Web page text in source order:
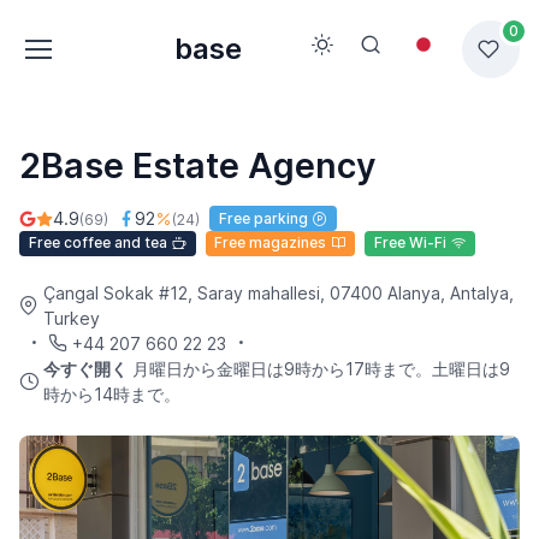
base
0
2Base Estate Agency
4.9(69) 92 (24)
Free parking
Free coffee and tea
Free magazines Free Wi-Fi
Çangal Sokak #12, Saray mahallesi, 07400 Alanya, Antalya,
Turkey
+44 207 660 22 23
今すぐ開く
月曜日から金曜日は9時から17時まで。土曜日は9
時から14時まで。